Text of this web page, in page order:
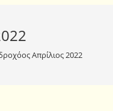
Απρίλιος 2022